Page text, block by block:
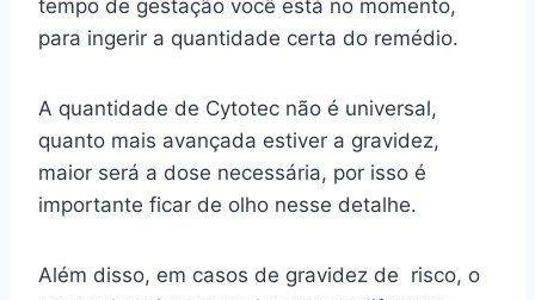
tempo de gestação você está no momento,
para ingerir a quantidade certa do remédio.
A quantidade de Cytotec não é universal,
quanto mais avançada estiver a gravidez,
maior será a dose necessária, por isso é
importante ficar de olho nesse detalhe.
Além disso, em casos de gravidez de risco, o